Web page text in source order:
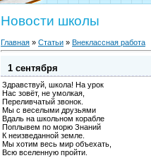
Новости школы
Главная » Статьи » Внеклассная работа
1 сентября
Здравствуй, школа! На урок
Нас зовёт, не умолкая,
Переливчатый звонок.
Мы с веселыми друзьями
Вдаль на школьном корабле
Поплывем по морю Знаний
К неизведанной земле.
Мы хотим весь мир объехать,
Всю вселенную пройти.